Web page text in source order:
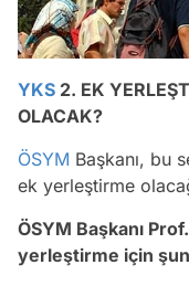
YKS 2. EK
OLACAK?
ÖSYM Başkanı, bu
ek yerleştirme
ÖSYM Başkanı
yerleştirme için